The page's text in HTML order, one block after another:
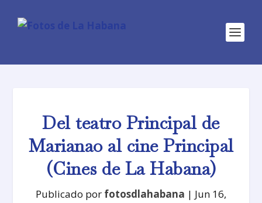
Del teatro Principal de
Marianao al cine Principal
(Cines de La Habana)
Publicado por fotosdlahabana | Jun 16,